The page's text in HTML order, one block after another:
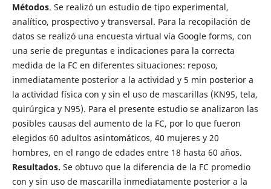
Métodos. Se realizó un estudio de tipo experimental,
analítico, prospectivo y transversal. Para la recopilación de
datos se realizó una encuesta virtual vía Google forms, con
una serie de preguntas e indicaciones para la correcta
medida de la FC en diferentes situaciones: reposo,
inmediatamente posterior a la actividad y 5 min posterior a
la actividad física con y sin el uso de mascarillas (KN95, tela,
quirúrgica y N95). Para el presente estudio se analizaron las
posibles causas del aumento de la FC, por lo que fueron
elegidos 60 adultos asintomáticos, 40 mujeres y 20
hombres, en el rango de edades entre 18 hasta 60 años.
Resultados. Se obtuvo que la diferencia de la FC promedio
con y sin uso de mascarilla inmediatamente posterior a la